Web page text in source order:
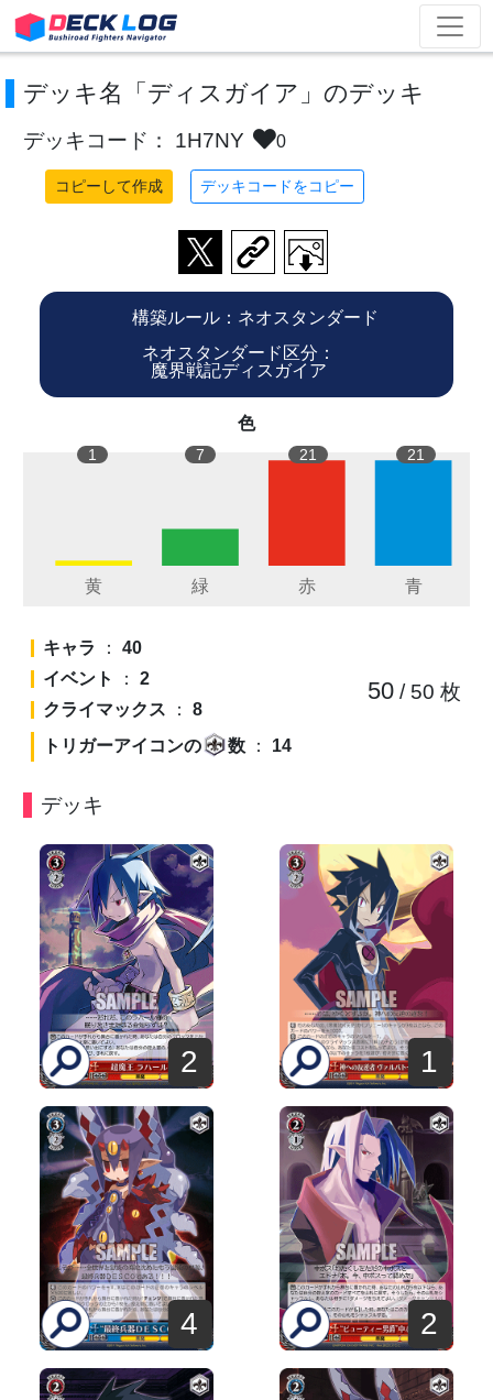
デッキ名「ディスガイア」のデッキ
デッキコード： 1H7NY 0
コピーして作成 デッキコードをコピー
構築ルール：ネオスタンダード
ネオスタンダード区分：
魔界戦記ディスガイア
色
1 7 21 21
キャラ ： 40
イベント
： 2
クライマックス ： 8
トリガーアイコンの
数 ： 14
50/ 50 枚
デッキ
2 1
4 2